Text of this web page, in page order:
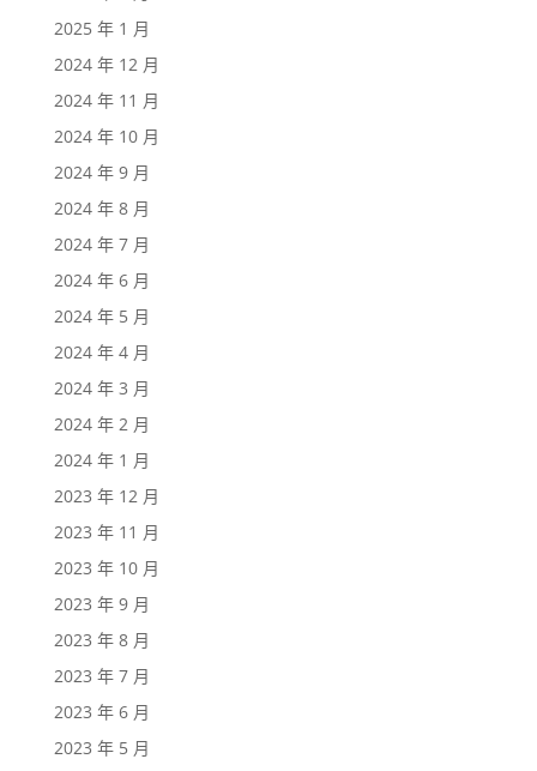
2025 年 1 月
2024 年 12 月
2024 年 11 月
2024 年 10 月
2024 年 9 月
2024 年 8 月
2024 年 7 月
2024 年 6 月
2024 年 5 月
2024 年 4 月
2024 年 3 月
2024 年 2 月
2024 年 1 月
2023 年 12 月
2023 年 11 月
2023 年 10 月
2023 年 9 月
2023 年 8 月
2023 年 7 月
2023 年 6 月
2023 年 5 月